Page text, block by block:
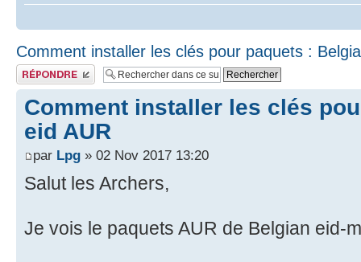
Comment installer les clés pour paquets :
Publier une réponse
Comment installer les clés
eid AUR
par Lpg » 02 Nov 2017 13:20
Salut les Archers,
Je vois le paquets AUR de Belgian eid-